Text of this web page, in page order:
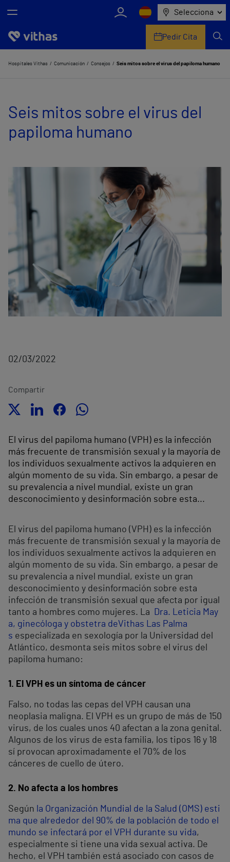
Selecciona
Nosotros
Servicios de salud
Equipo médico y asistencial
Pedir Cita
Hospitales Vithas Comunicación Consejos Seis mitos sobre el virus del papiloma humano
Seis mitos sobre el virus del
papiloma humano
02/03/2022
Compartir
El virus del papiloma humano (VPH) es la infección
más frecuente de transmisión sexual y la mayoría de
los individuos sexualmente activos la adquieren en
algún momento de su vida. Sin embargo, a pesar de
su prevalencia a nivel mundial, existe un gran
desconocimiento y desinformación sobre esta...
El virus del papiloma humano (VPH) es la infección
más frecuente de transmisión sexual y la mayoría de
los individuos sexualmente activos la adquieren en
algún momento de su vida. Sin embargo, a pesar de
su prevalencia a nivel mundial, existe un gran
desconocimiento y desinformación sobre esta
infección de transmisión sexual que afecta por igual
tanto a hombres como mujeres. La
Dra. Leticia May
a, ginecóloga y obstetra deVithas Las Palma
s especializada en sexología por la Universidad del
Atlántico, desmonta seis mitos sobre el virus del
papiloma humano:
1. El VPH es un síntoma de cáncer
Falso, no todas las cepas del VPH causan una
neoplasia maligna. El VPH es un grupo de más de 150
virus, de los cuales unos 40 afectan a la zona genital.
Algunos de los virus de esta familia, los tipos 16 y 18
sí provocan aproximadamente el 70% de los
cánceres de cuello de útero.
2. No afecta a los hombres
Según la Organización Mundial de la Salud (OMS) esti
ma que alrededor del 90% de la población de todo el
mundo se infectará por el VPH durante su vida,
especialmente si tiene una vida sexual activa. De
hecho, el VPH también está asociado con casos de